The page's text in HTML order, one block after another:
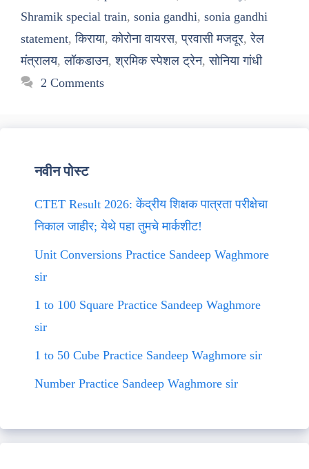
Shramik special train, sonia gandhi, sonia gandhi
statement,किराया,कोरोना वायरस,प्रवासी मजदूर,रेल
मंत्रालय,लॉकडाउन,श्रमिक स्पेशल ट्रेन,सोनिया गांधी
2 Comments
नवीन पोस्ट
CTET Result 2026: केंद्रीय शिक्षक पात्रता परीक्षेचा
निकाल जाहीर; येथे पहा तुमचे मार्कशीट!
Unit Conversions Practice Sandeep Waghmore
sir
1 to 100 Square Practice Sandeep Waghmore
sir
1 to 50 Cube Practice Sandeep Waghmore sir
Number Practice Sandeep Waghmore sir